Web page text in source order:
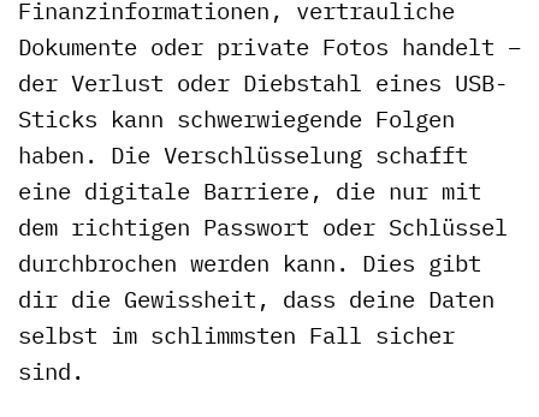
Finanzinformationen, vertrauliche
Dokumente oder private Fotos handelt –
der Verlust oder Diebstahl eines USB-
Sticks kann schwerwiegende Folgen
haben. Die Verschlüsselung schafft
eine digitale Barriere, die nur mit
dem richtigen Passwort oder Schlüssel
durchbrochen werden kann. Dies gibt
dir die Gewissheit, dass deine Daten
selbst im schlimmsten Fall sicher
sind.